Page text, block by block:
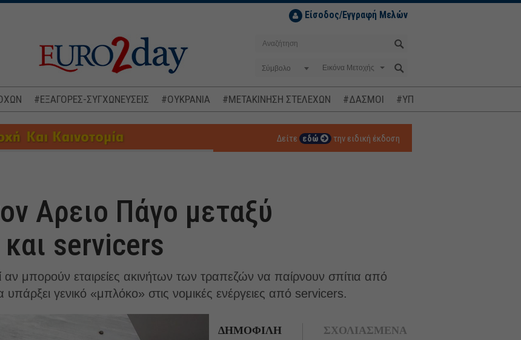
Είσοδος/Εγγραφή Μελών
Σύμβολο
#ΕΞΑΓΟΡΕΣ-ΣΥΓΧΩΝΕΥΣΕΙΣ #ΟΥΚΡΑΝΙΑ #ΜΕΤΑΚΙΝΗΣΗ ΣΤΕΛΕΧΩΝ #ΔΑΣΜΟΙ #ΥΠΟΚΛΟΠΕΣ
Δείτε εδώ την ειδική έκδοση
Αρειο Πάγο μεταξύ
servicers
αν μπορούν εταιρείες ακινήτων των τραπεζών να παίρνουν σπίτια από
γενικό «μπλόκο» στις νομικές ενέργειες από servicers.
ΔΗΜΟΦΙΛΗ ΣΧΟΛΙΑΣΜΕΝΑ